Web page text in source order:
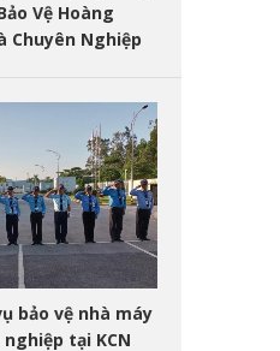
Vệ Hoàng
Chuyên Nghiệp
bảo vệ nhà máy
tại KCN